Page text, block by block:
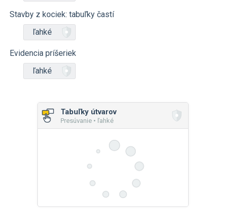
Stavby z kociek: tabuľky častí
ľahké
Evidencia príšeriek
ľahké
Tabuľky útvarov
Presúvanie • ľahké